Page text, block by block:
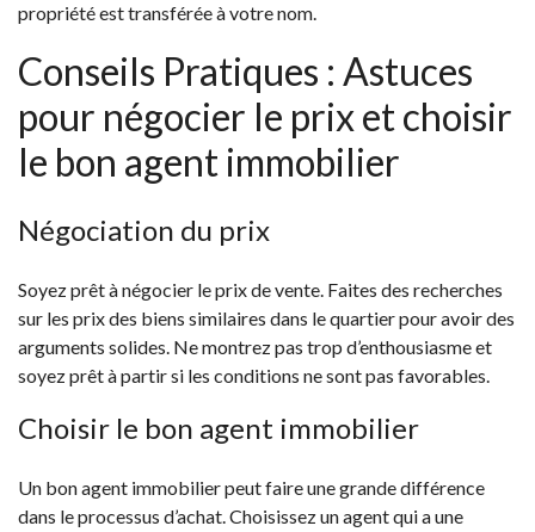
propriété est transférée à votre nom.
Conseils Pratiques : Astuces
pour négocier le prix et choisir
le bon agent immobilier
Négociation du prix
Soyez prêt à négocier le prix de vente. Faites des recherches
sur les prix des biens similaires dans le quartier pour avoir des
arguments solides. Ne montrez pas trop d’enthousiasme et
soyez prêt à partir si les conditions ne sont pas favorables.
Choisir le bon agent immobilier
Un bon agent immobilier peut faire une grande différence
dans le processus d’achat. Choisissez un agent qui a une